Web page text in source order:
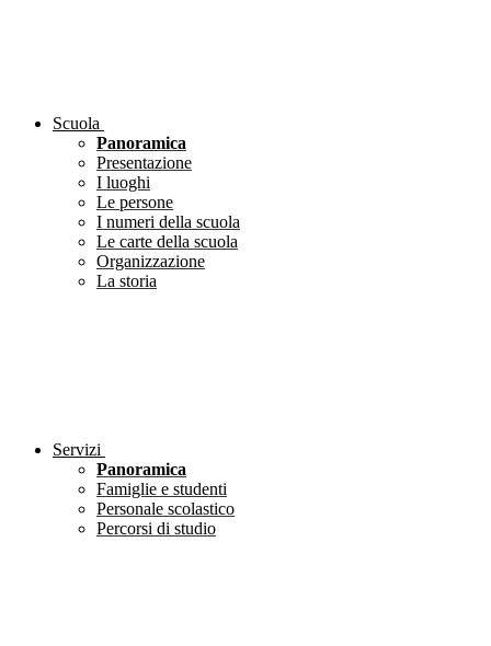
Scuola
Panoramica
Presentazione
I luoghi
Le persone
I numeri della scuola
Le carte della scuola
Organizzazione
La storia
Servizi
Panoramica
Famiglie e studenti
Personale scolastico
Percorsi di studio